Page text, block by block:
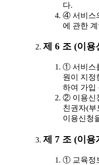
다.
④ 서비스
에 관한
제 6 조 (이용
① 서비스
원이 지정
하여 가입
② 이용신
친권자(부
이용신청
제 7 조 (이용
① 교육정